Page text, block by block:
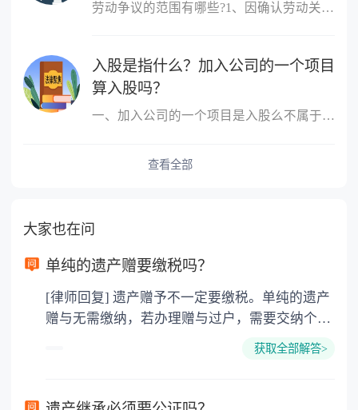
劳动争议的范围有哪些?1、因确认劳动关系发生的争议;2、因订立、履
入股是指什么？加入公司的一个项目
算入股吗？
一、加入公司的一个项目是入股么不属于，入股是指公司成立后，原始
查看全部
大家也在问
单纯的遗产赠要缴税吗？
[律师回复] 遗产赠予不一定要缴税。单纯的遗产
赠与无需缴纳，若办理赠与过户，需要交纳个人
所得税、契税和公证费。赠与过户是没有增值税
要缴纳公证费，具体如下： 1. 公证费：按房
获取全部解答>